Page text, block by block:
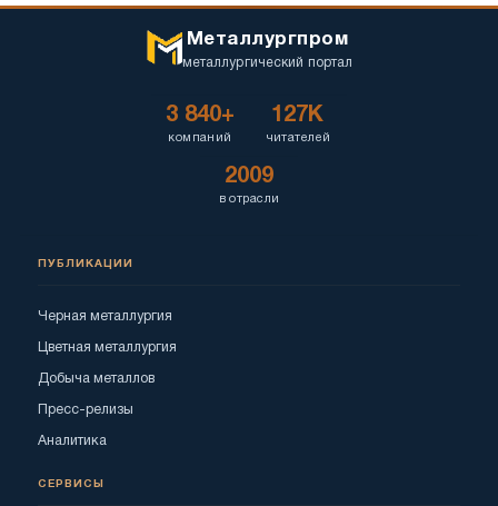
Металлургпром
металлургический портал
3 840+
компаний
127K
читателей
2009
в отрасли
ПУБЛИКАЦИИ
Черная металлургия
Цветная металлургия
Добыча металлов
Пресс-релизы
Аналитика
СЕРВИСЫ